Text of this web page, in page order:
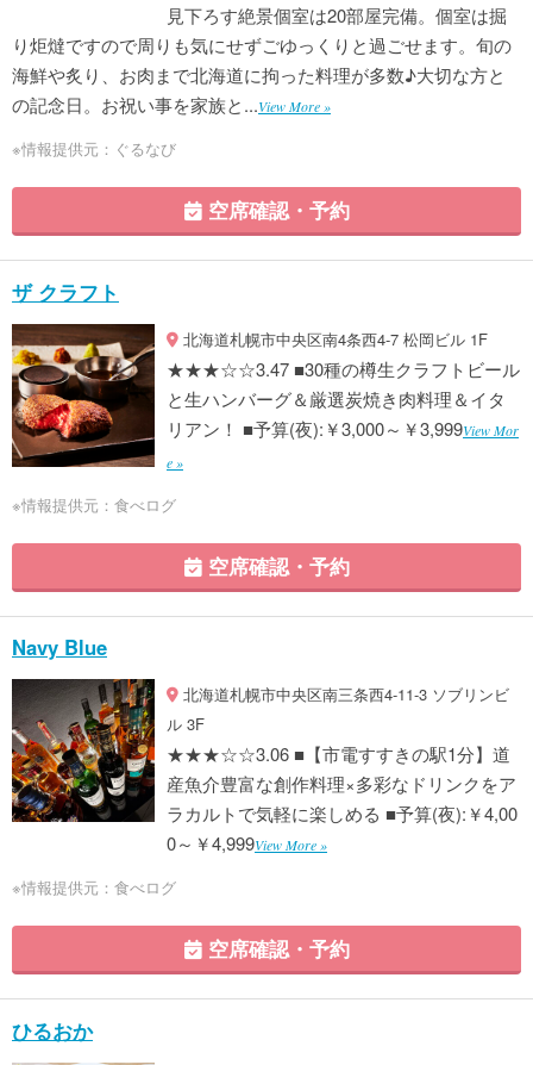
見下ろす絶景個室は20部屋完備。個室は掘
り炬燵ですので周りも気にせずごゆっくりと過ごせます。旬の
海鮮や炙り、お肉まで北海道に拘った料理が多数♪大切な方と
の記念日。お祝い事を家族と...View More »
※情報提供元：ぐるなび
空席確認・予約
ザ クラフト
北海道札幌市中央区南4条西4-7 松岡ビル 1F
★★★☆☆3.47 ■30種の樽生クラフトビール
と生ハンバーグ＆厳選炭焼き肉料理＆イタ
リアン！ ■予算(夜):￥3,000～￥3,999View Mor
e »
※情報提供元：食べログ
空席確認・予約
Navy Blue
北海道札幌市中央区南三条⻄4-11-3 ソブリンビ
ル 3F
★★★☆☆3.06 ■【市電すすきの駅1分】道
産魚介豊富な創作料理×多彩なドリンクをア
ラカルトで気軽に楽しめる ■予算(夜):￥4,00
0～￥4,999View More »
※情報提供元：食べログ
空席確認・予約
ひるおか